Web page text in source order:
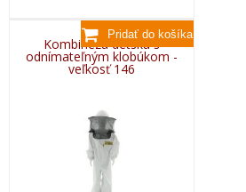
Kombinéza detská s
odnímateľným klobúkom -
veľkosť 146